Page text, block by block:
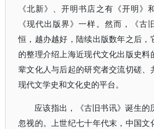
《北新》、开明书店之有《开明》
《现代出版界》一样。然而，《古
恒，越办越好，陆续出版数年之后，
的整理介绍上海近现代文化出版史料
辈文化人与后起的研究者交流切磋、
现代文学史和文化史的平台。
应该指出，《古旧书讯》诞生的
忽视的。上世纪七十年代末，中国文